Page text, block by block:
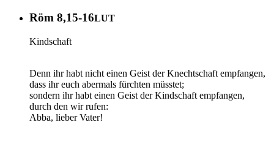
Röm 8,15-16LUT
Kindschaft
Denn ihr habt nicht einen Geist der Knechtschaft empfangen,
dass ihr euch abermals fürchten müsstet;
sondern ihr habt einen Geist der Kindschaft empfangen,
durch den wir rufen:
Abba, lieber Vater!